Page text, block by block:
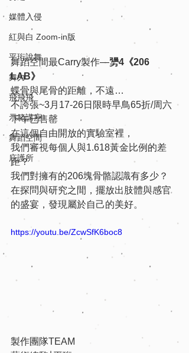
媒體入侵
紅與白 Zoom-in版
平珩說舞
舞力
飛飛飛
示範講座
舞蹈空間
庇護所
舞蹈空間最Carry製作—勥4《206
LAB》
蝶骨與尾骨的距離，不遠…
不誇張~3月17-26日限時早鳥65折/周六
下午已售罄
在這個自由開放的實驗室裡，
我們審視每個人與1.618黃金比例的差
距？
我們對擁有的206塊骨骼認識有多少？
在探問與研究之間，擺放出肢體與感官
的盛宴，發現屬於自己的美好。
https://youtu.be/ZcwSfK6boc8
製作團隊TEAM